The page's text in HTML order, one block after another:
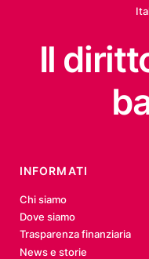
Il
INFORMATI
Chi siamo
Dove siamo
Trasparenza finanziaria
News e storie